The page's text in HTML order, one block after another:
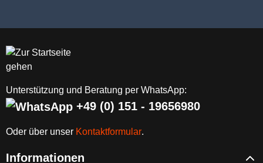
Unterstützung und Beratung per WhatsApp:
+49 (0) 151 - 19656980
Oder über unser Kontaktformular.
Informationen